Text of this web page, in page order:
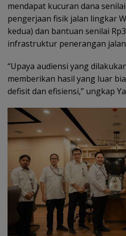
mendapat kucuran dana
pengerjaan fisik jalan lingkar
kedua) dan bantuan senilai
infrastruktur penerangan
“Upaya audiensi yang
memberikan hasil yang luar
defisit dan efisiensi,” ungkap